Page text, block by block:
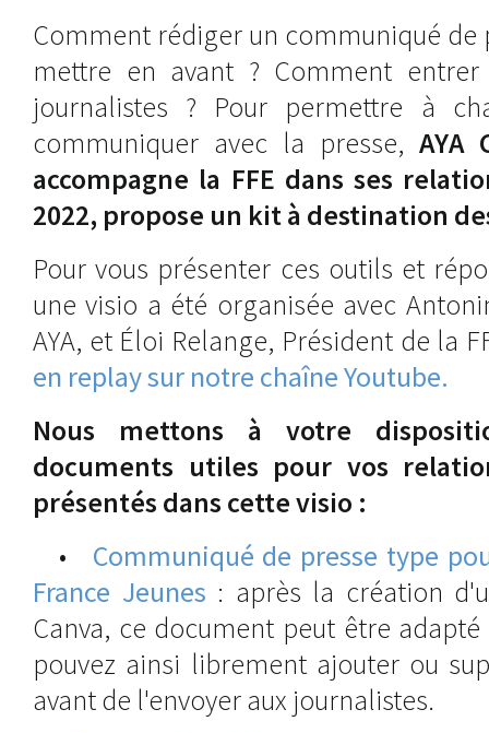
Comment rédiger un communiqué de
mettre en avant ? Comment
journalistes ? Pour permettre à
communiquer avec la presse, AYA
accompagne la FFE dans ses
2022, propose un kit à destination
Pour vous présenter ces outils et
une visio a été organisée avec
AYA, et Éloi Relange, Président de la
en replay sur notre chaîne Youtube.
Nous mettons à votre
documents utiles pour vos
présentés dans cette visio :
• Communiqué de presse type
France Jeunes : après la création
Canva, ce document peut être
pouvez ainsi librement ajouter ou
avant de l'envoyer aux journalistes.